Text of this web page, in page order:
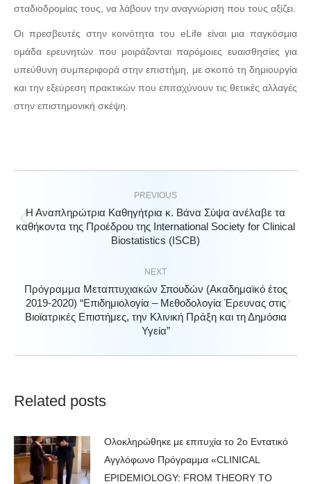
σταδιοδρομίας τους, να λάβουν την αναγνώριση που τους αξίζει.
Οι πρεσβευτές στην κοινότητα του eLife είναι μια παγκόσμια
ομάδα ερευνητών που μοιράζονται παρόμοιες ευαισθησίες για
υπεύθυνη συμπεριφορά στην επιστήμη, με σκοπό τη δημιουργία
και την εξεύρεση πρακτικών που επιταχύνουν τις θετικές αλλαγές
στην επιστημονική σκέψη.
PREVIOUS
Previous
post:
Η Αναπληρώτρια Καθηγήτρια κ. Βάνα Σύψα ανέλαβε τα
καθήκοντα της Προέδρου της International Society for Clinical
Biostatistics (ISCB)
NEXT
Next
post:
Πρόγραμμα Μεταπτυχιακών Σπουδών (Ακαδημαϊκό έτος
2019-2020) “Επιδημιολογία – Μεθοδολογία Έρευνας στις
Bιοϊατρικές Eπιστήμες, την Kλινική Πράξη και τη Δημόσια
Υγεία”
Related posts
Ολοκληρώθηκε με επιτυχία το 2ο Εντατικό
Αγγλόφωνο Πρόγραμμα «CLINICAL
EPIDEMIOLOGY: FROM THEORY TO